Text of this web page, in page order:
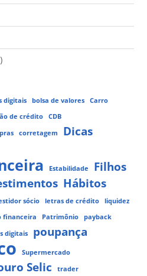
digitais bolsa de valores
Carro
de crédito
CDB
corretagem
Dicas
Estabilidade Filhos
Hábitos
sócio letras de crédito
liquidez
financeira Patrimônio
payback
digitais
poupança
Supermercado
Selic
trader